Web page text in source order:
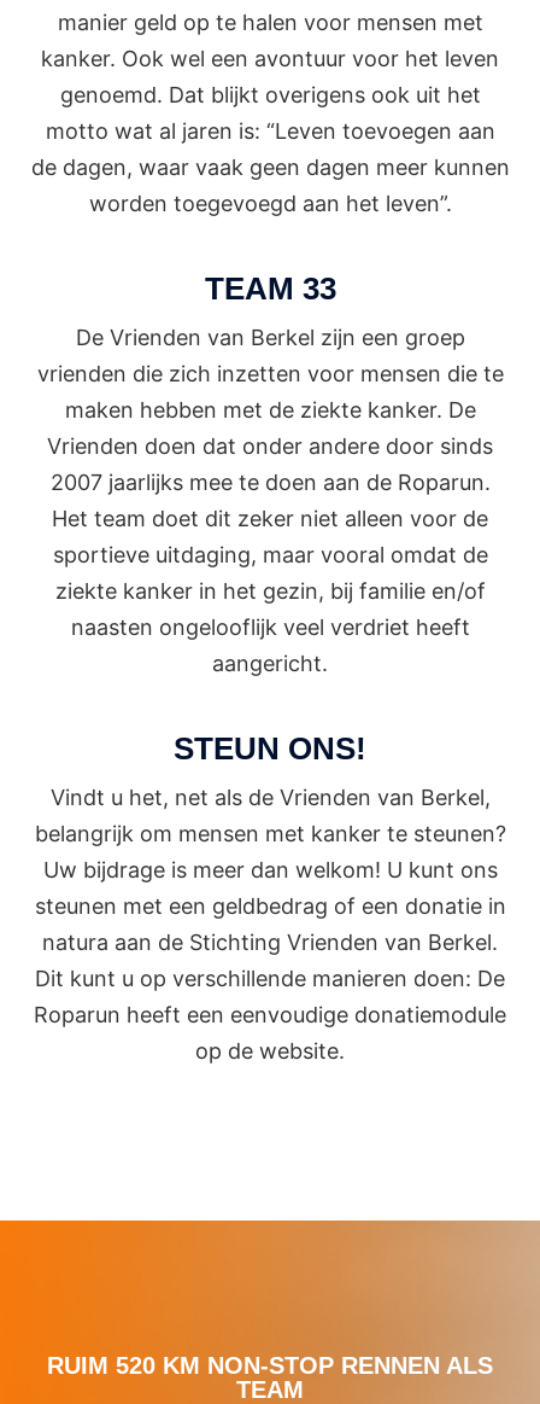
manier geld op te halen voor mensen met
kanker. Ook wel een avontuur voor het leven
genoemd. Dat blijkt overigens ook uit het
motto wat al jaren is: “Leven toevoegen aan
de dagen, waar vaak geen dagen meer kunnen
worden toegevoegd aan het leven”.
TEAM 33
De Vrienden van Berkel zijn een groep
vrienden die zich inzetten voor mensen die te
maken hebben met de ziekte kanker. De
Vrienden doen dat onder andere door sinds
2007 jaarlijks mee te doen aan de Roparun.
Het team doet dit zeker niet alleen voor de
sportieve uitdaging, maar vooral omdat de
ziekte kanker in het gezin, bij familie en/of
naasten ongelooflijk veel verdriet heeft
aangericht.
STEUN ONS!
Vindt u het, net als de Vrienden van Berkel,
belangrijk om mensen met kanker te steunen?
Uw bijdrage is meer dan welkom! U kunt ons
steunen met een geldbedrag of een donatie in
natura aan de Stichting Vrienden van Berkel.
Dit kunt u op verschillende manieren doen: De
Roparun heeft een eenvoudige donatiemodule
op de website.
RUIM 520 KM NON-STOP RENNEN ALS
TEAM